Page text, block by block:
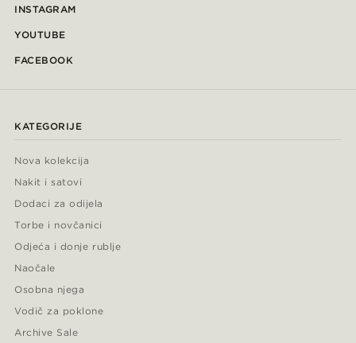
INSTAGRAM
YOUTUBE
FACEBOOK
KATEGORIJE
Nova kolekcija
Nakit i satovi
Dodaci za odijela
Torbe i novčanici
Odjeća i donje rublje
Naočale
Osobna njega
Vodič za poklone
Archive Sale